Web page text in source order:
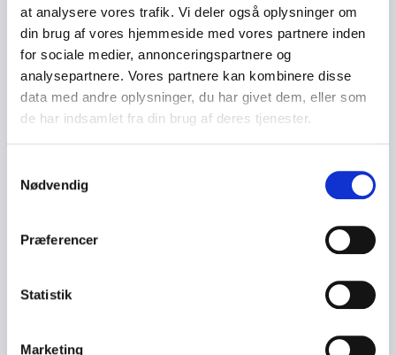
at analysere vores trafik. Vi deler også oplysninger om
din brug af vores hjemmeside med vores partnere inden
for sociale medier, annonceringspartnere og
analysepartnere. Vores partnere kan kombinere disse
data med andre oplysninger, du har givet dem, eller som
de har indsamlet fra din brug af deres tjenester.
Nødvendig
Præferencer
Statistik
Marketing